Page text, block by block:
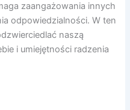
zaangażowania innych
odpowiedzialności. W ten
naszą
i umiejętności radzenia